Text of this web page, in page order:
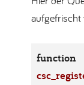
aufgefrischt
function